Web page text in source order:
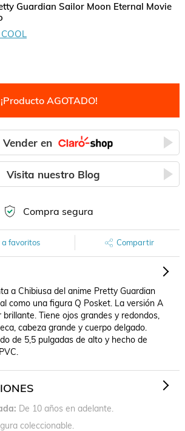
Guardian Sailor Moon Eternal Movie
¡Producto AGOTADO!
Vender en
Visita nuestro Blog
Compra segura
favoritos Compartir
a Chibiusa del anime Pretty Guardian
como una figura Q Posket. La versión A
Tiene ojos grandes y redondos,
cabeza grande y cuerpo delgado.
de 5,5 pulgadas de alto y hecho de
De 10 años en adelante.
coleccionable.